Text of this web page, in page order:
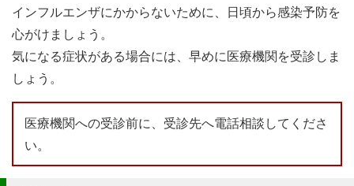
インフルエンザにかからないために、日頃から感染予防を
心がけましょう。
気になる症状がある場合には、早めに医療機関を受診しま
しょう。
医療機関への受診前に、受診先へ電話相談してくださ
い。